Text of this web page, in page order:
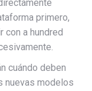
primero,
con a hundred
cuándo deben
nuevas modelos